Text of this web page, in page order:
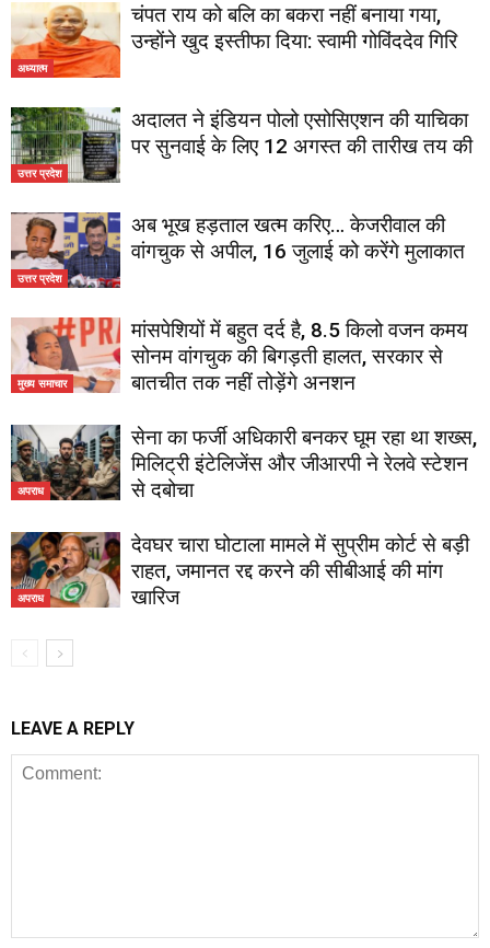
अध्यात्म
चंपत राय को बलि का बकरा नहीं बनाया गया,
उन्होंने खुद इस्तीफा दिया: स्वामी गोविंददेव गिरि
उत्तर प्रदेश
अदालत ने इंडियन पोलो एसोसिएशन की याचिका
पर सुनवाई के लिए 12 अगस्त की तारीख तय की
उत्तर प्रदेश
अब भूख हड़ताल खत्म करिए… केजरीवाल की
वांगचुक से अपील, 16 जुलाई को करेंगे मुलाकात
मुख्य समाचार
मांसपेशियों में बहुत दर्द है, 8.5 किलो वजन कमय
सोनम वांगचुक की बिगड़ती हालत, सरकार से
बातचीत तक नहीं तोड़ेंगे अनशन
अपराध
सेना का फर्जी अधिकारी बनकर घूम रहा था शख्स,
मिलिट्री इंटेलिजेंस और जीआरपी ने रेलवे स्टेशन
से दबोचा
अपराध
देवघर चारा घोटाला मामले में सुप्रीम कोर्ट से बड़ी
राहत, जमानत रद्द करने की सीबीआई की मांग
खारिज
LEAVE A REPLY